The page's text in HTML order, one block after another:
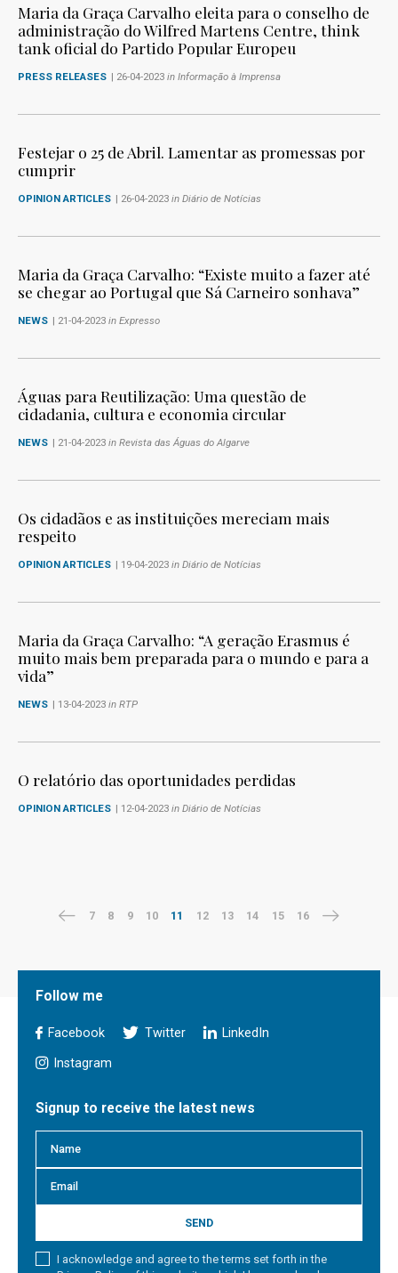
Maria da Graça Carvalho eleita para o conselho de
administração do Wilfred Martens Centre, think
tank oficial do Partido Popular Europeu
PRESS RELEASES | 26-04-2023 in Informação à Imprensa
Festejar o 25 de Abril. Lamentar as promessas por
cumprir
OPINION ARTICLES | 26-04-2023 in Diário de Notícias
Maria da Graça Carvalho: “Existe muito a fazer até
se chegar ao Portugal que Sá Carneiro sonhava”
NEWS | 21-04-2023 in Expresso
Águas para Reutilização: Uma questão de
cidadania, cultura e economia circular
NEWS | 21-04-2023 in Revista das Águas do Algarve
Os cidadãos e as instituições mereciam mais
respeito
OPINION ARTICLES | 19-04-2023 in Diário de Notícias
Maria da Graça Carvalho: “A geração Erasmus é
muito mais bem preparada para o mundo e para a
vida”
NEWS | 13-04-2023 in RTP
O relatório das oportunidades perdidas
OPINION ARTICLES | 12-04-2023 in Diário de Notícias
7 8 9 10 11 12 13 14 15 16
Follow me
Facebook Twitter LinkedIn
Instagram
Signup to receive the latest news
SEND
I acknowledge and agree to the terms set forth in the